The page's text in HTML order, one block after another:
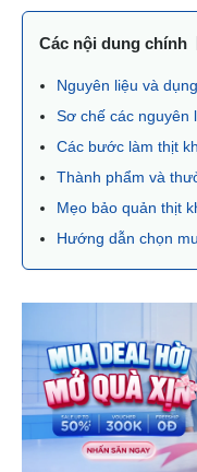
Các nội dung chính
Nguyên liệu và
Sơ chế các nguyên
Các bước làm thịt
Thành phẩm và
Mẹo bảo quản thịt
Hướng dẫn chọn